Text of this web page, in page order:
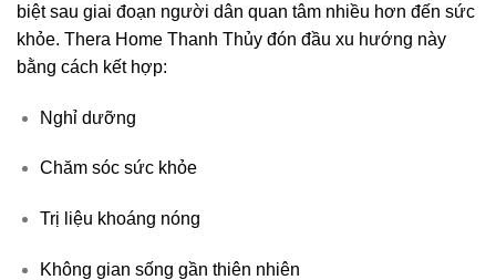
biệt sau giai đoạn người dân quan tâm nhiều hơn đến sức
khỏe. Thera Home Thanh Thủy đón đầu xu hướng này
bằng cách kết hợp:
Nghỉ dưỡng
Chăm sóc sức khỏe
Trị liệu khoáng nóng
Không gian sống gần thiên nhiên